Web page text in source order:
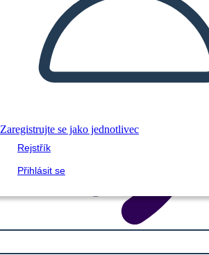
Zaregistrujte se jako jednotlivec
Rejstřík
Přihlásit se